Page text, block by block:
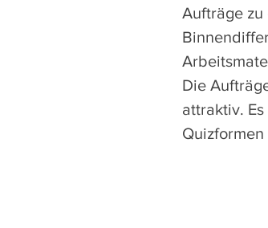
Aufträge zu
Die
attraktiv.